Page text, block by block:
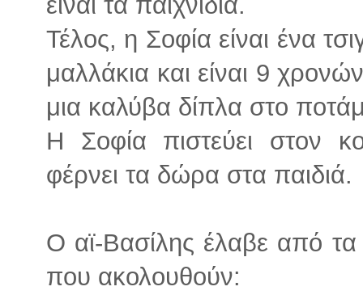
Τέλος, η Σοφία είναι ένα
μαλλάκια και είναι 9
μια καλύβα δίπλα στο
Η Σοφία πιστεύει στον
φέρνει τα δώρα στα παιδιά.
Ο αϊ-Βασίλης έλαβε από
που ακολουθούν: